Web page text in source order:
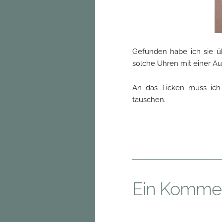
Gefunden habe ich sie
solche Uhren mit einer
An das Ticken muss
tauschen.
Ein